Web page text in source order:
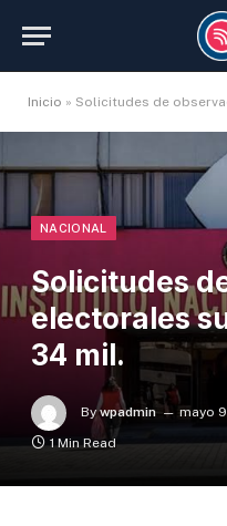
Inicio » Solicitudes de
NACIONAL
Solicitudes
electorales
34 mil.
By wpadmin mayo
1 Min Read